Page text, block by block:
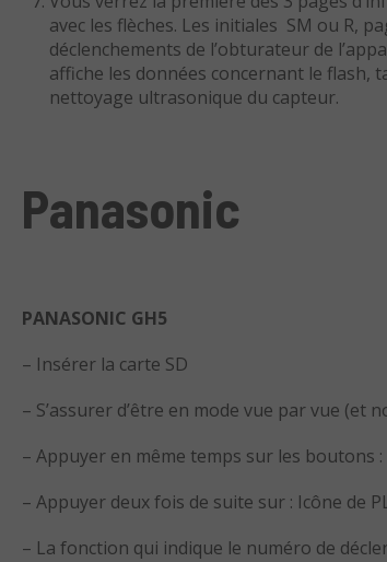
avec les flèches. Les initiales SM ou R,
déclenchements de l’obturateur de
affiche les données concernant le flash,
nettoyage ultrasonique du capteur.
Panasonic
PANASONIC GH5
– Insérer la carte SD
– S’assurer d’être en mode vue par vue (et
– Appuyer en même temps sur les boutons :
– Appuyer deux fois de suite sur : Icône de
– La fonction qui indique le numéro de